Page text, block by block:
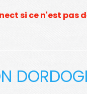
si ce n'est pas